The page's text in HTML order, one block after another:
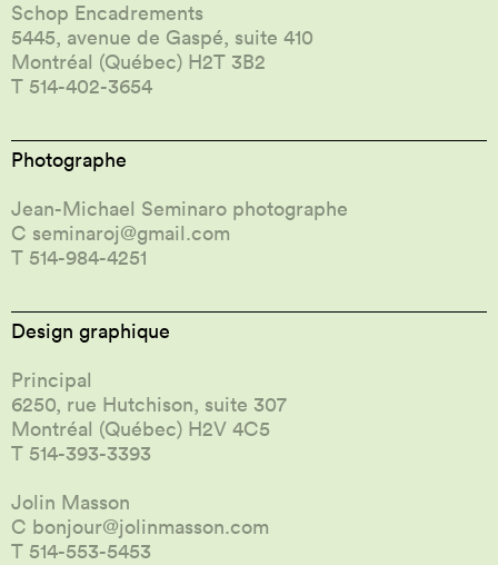
Schop Encadrements
5445, avenue de Gaspé, suite 410
Montréal (Québec) H2T 3B2
T 514-402-3654
Photographe
Jean-Michael Seminaro photographe
C seminaroj@gmail.com
T 514-984-4251
Design graphique
Principal
6250, rue Hutchison, suite 307
Montréal (Québec) H2V 4C5
T 514-393-3393
Jolin Masson
C bonjour@jolinmasson.com
T 514-553-5453